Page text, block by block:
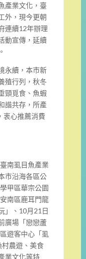
產業文化，臺
外，現今更朝
連續12年辦理
動宣傳，延續
永續，本市新
殖行列，秋冬
頸覓食、魚蝦
諧共存，所產
衷心推薦消費
南虱目魚產業
市沿海各區公
甲區華宗公園
南區鹿耳門龍
」、10月21日
廣場「戀戀蘆
遊客中心「虱
村農遊、美食
業文化等特